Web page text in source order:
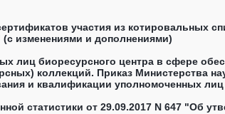
участия из котировальных
изменениями и дополнениями)
лиц биоресурсного центра в сфере
коллекций. Приказ Министерства
и квалификации уполномоченных лиц
биологических
статистики от 29.09.2017 N 647 "Об